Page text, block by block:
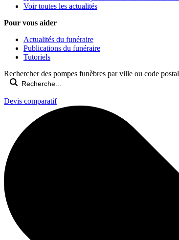
Voir toutes les actualités
Pour vous aider
Actualités du funéraire
Publications du funéraire
Tutoriels
Rechercher des pompes funèbres par ville ou code postal
Devis comparatif